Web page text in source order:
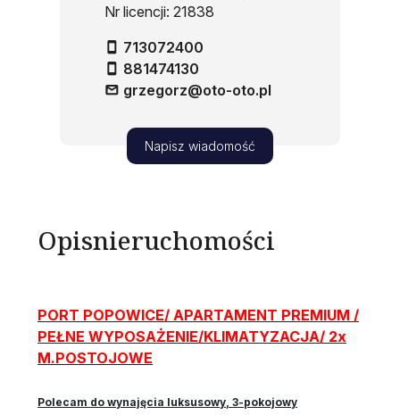
Nr licencji: 21838
713072400
881474130
grzegorz@oto-oto.pl
Napisz wiadomość
Opisnieruchomości
PORT POPOWICE/ APARTAMENT PREMIUM /
PEŁNE WYPOSAŻENIE/KLIMATYZACJA/ 2x
M.POSTOJOWE
Polecam do wynajęcia luksusowy, 3-pokojowy